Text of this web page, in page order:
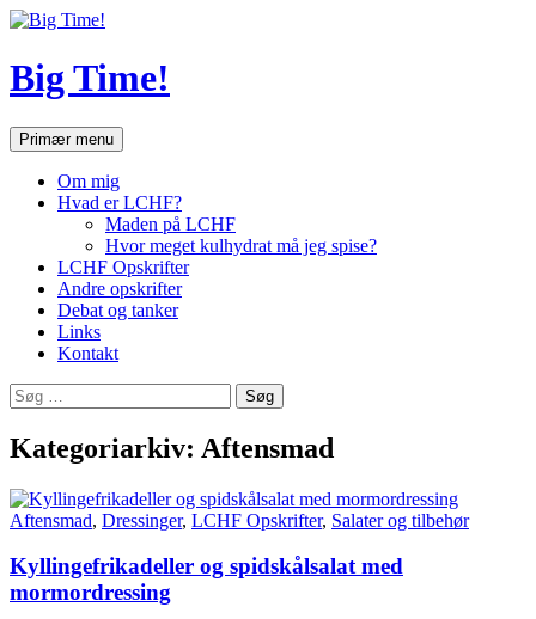
Hop
indhold
Big Time!
SøgPrimær menu
Om mig
Hvad er LCHF?
Maden på LCHF
Hvor meget kulhydrat må jeg spise?
LCHF Opskrifter
Andre opskrifter
Debat og tanker
Links
Kontakt
Søg
efter:
Kategoriarkiv: Aftensmad
Aftensmad, Dressinger, LCHF Opskrifter, Salater og tilbehør
Kyllingefrikadeller og spidskålsalat med
mormordressing